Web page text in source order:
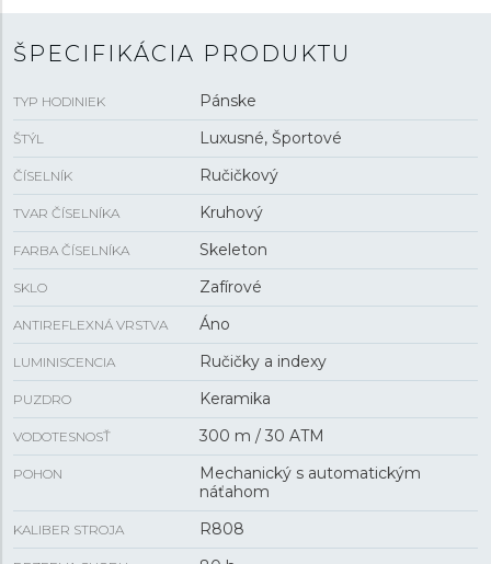
inovatívny skeletonizovaný kaliber Rado R808
(03.808.062) zdobený ženevskými pruhmi. Tento
mechanický strojček s
automatickým náťahom
(zastavenie sekundovej ručičky pri vytiahnutí korunky do
krajnej polohy) a je možné ho v prípade potreby
naťahovať aj ručne. Vďaka použitiu antimagnetického
vlásku zotrvačky
Nivachron™z titánovej zliatiny je tento
kaliber vysoko odolný voči vplyvom magnetického poľa.
Pre dosiahnutie čo najvyššej možnej presnosti je stroj
testovaný v piatich pozíciách. Hodinky disponujú
skrutkovacou korunkou a vodotesnosťou30 ATM, sú
teda vhodné na hlbinné potápanie.
ŠPECIFIKÁCIA PRODUKTU
TYP HODINIEK Pánske
ŠTÝL Luxusné, Športové
ČÍSELNÍK Ručičkový
TVAR ČÍSELNÍKA Kruhový
FARBA ČÍSELNÍKA Skeleton
SKLO Zafírové
ANTIREFLEXNÁ VRSTVA Áno
LUMINISCENCIA Ručičky a indexy
PUZDRO Keramika
VODOTESNOSŤ 300 m / 30 ATM
POHON
Mechanický s automatickým
náťahom
KALIBER STROJA R808